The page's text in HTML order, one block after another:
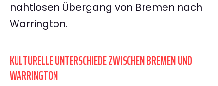
nahtlosen Übergang von Bremen nach
Warrington.
KULTURELLE UNTERSCHIEDE ZWISCHEN BREMEN UND
WARRINGTON